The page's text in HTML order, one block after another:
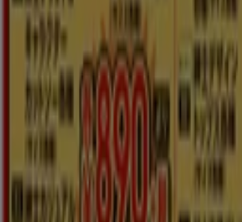
検索方法
ブランド
地元ブランド
割引情報
近くのお店
製品紹介
地元産品
都市